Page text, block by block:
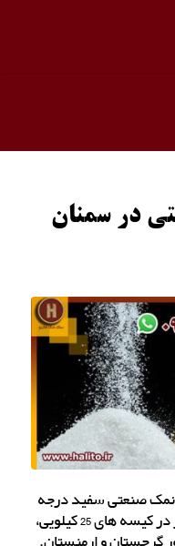
در سمنان
نمک صنعتی سفید درجه
1، نمک پودری و نمک صدفی دانه ریز در کیسه های 25 کیلویی،